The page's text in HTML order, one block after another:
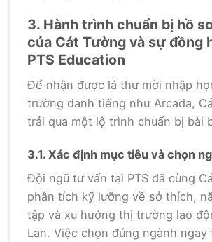
3. Hành trình chuẩn bị hồ
của Cát Tường và sự đồng
PTS Education
Để nhận được lá thư mời nhập
trường danh tiếng như Arcada,
trải qua một lộ trình chuẩn bị bài
3.1. Xác định mục tiêu và chọn
Đội ngũ tư vấn tại PTS đã cùng
phân tích kỹ lưỡng về sở thích,
tập và xu hướng thị trường lao
Lan. Việc chọn đúng ngành ngay